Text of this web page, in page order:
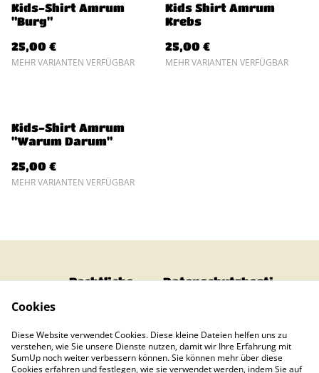
Kids-Shirt Amrum
"Burg"
25,00 €
MEHR VARIANTEN VERFÜGBAR
Kids Shirt Amrum
Krebs
25,00 €
MEHR VARIANTEN VERFÜGBAR
Kids-Shirt Amrum
"Warum Darum"
25,00 €
MEHR VARIANTEN VERFÜGBAR
Rechtliche
Datenschutzbesti
Bezahlen &
Verschicken
Cookies
Diese Website verwendet Cookies. Diese kleine Dateien helfen uns zu
verstehen, wie Sie unsere Dienste nutzen, damit wir Ihre Erfahrung mit
SumUp noch weiter verbessern können. Sie können mehr über diese
Cookies erfahren und festlegen, wie sie verwendet werden, indem Sie auf